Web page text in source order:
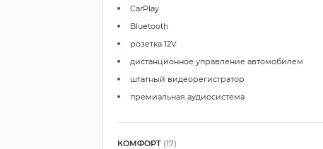
CarPlay
Bluetooth
розетка 12V
дистанционное управление автомобилем
штатный видеорегистратор
премиальная аудиосистема
КОМФОРТ (17)